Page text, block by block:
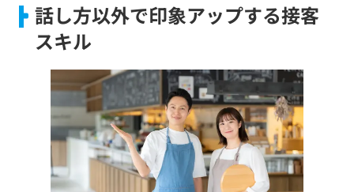
話し方以外で印象アップする接客
スキル